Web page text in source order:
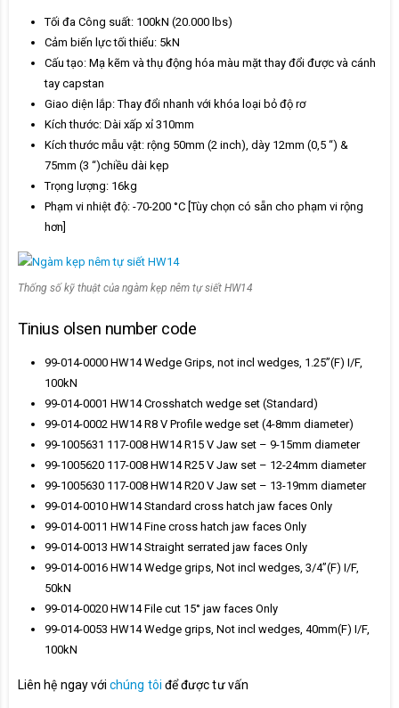
Tối đa Công suất: 100kN (20.000 lbs)
Cảm biến lực tối thiểu: 5kN
Cấu tạo: Mạ kẽm và thụ động hóa màu mặt thay đổi được và cánh
tay capstan
Giao diện lắp: Thay đổi nhanh với khóa loại bỏ độ rơ
Kích thước: Dài xấp xỉ 310mm
Kích thước mẫu vật: rộng 50mm (2 inch), dày 12mm (0,5 “) &
75mm (3 “)chiều dài kẹp
Trọng lượng: 16kg
Phạm vi nhiệt độ: -70-200 °C [Tùy chọn có sẵn cho phạm vi rộng
hơn]
Thống số kỹ thuật của ngàm kẹp nêm tự siết HW14
Tinius olsen number code
99-014-0000 HW14 Wedge Grips, not incl wedges, 1.25”(F) I/F,
100kN
99-014-0001 HW14 Crosshatch wedge set (Standard)
99-014-0002 HW14 R8 V Profile wedge set (4-8mm diameter)
99-1005631 117-008 HW14 R15 V Jaw set – 9-15mm diameter
99-1005620 117-008 HW14 R25 V Jaw set – 12-24mm diameter
99-1005630 117-008 HW14 R20 V Jaw set – 13-19mm diameter
99-014-0010 HW14 Standard cross hatch jaw faces Only
99-014-0011 HW14 Fine cross hatch jaw faces Only
99-014-0013 HW14 Straight serrated jaw faces Only
99-014-0016 HW14 Wedge grips, Not incl wedges, 3/4”(F) I/F,
50kN
99-014-0020 HW14 File cut 15° jaw faces Only
99-014-0053 HW14 Wedge grips, Not incl wedges, 40mm(F) I/F,
100kN
Liên hệ ngay vớichúng tôi để được tư vấn